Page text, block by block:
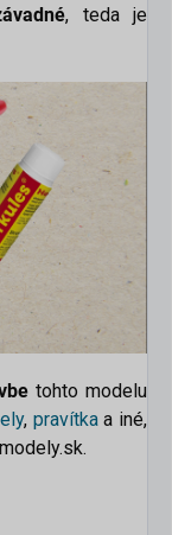
, teda je
tohto modelu
, pravítkaa iné,